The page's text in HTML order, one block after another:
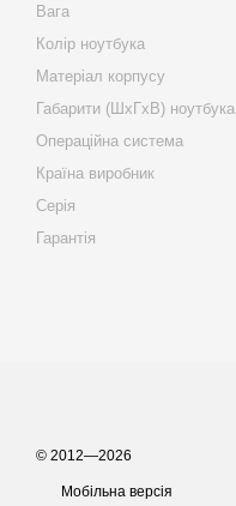
Вага
Колір ноутбука
Матеріал корпусу
Габарити (ШхГхВ) ноутбука
Операційна система
Країна виробник
Серія
Гарантія
© 2012—2026
Мобільна версія